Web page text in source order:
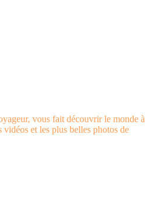
vous fait découvrir le monde à
vidéos et les plus belles photos de